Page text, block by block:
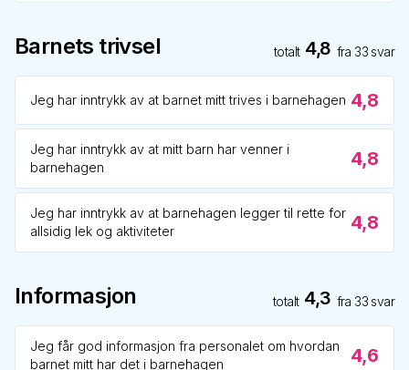
Barnets trivsel totalt 4,8 fra 33 svar
Jeg har inntrykk av at barnet mitt trives i barnehagen 4,8
Jeg har inntrykk av at mitt barn har venner i
barnehagen
4,8
Jeg har inntrykk av at barnehagen legger til rette for
allsidig lek og aktiviteter
4,8
Informasjon totalt 4,3 fra 33 svar
Jeg får god informasjon fra personalet om hvordan
barnet mitt har det i barnehagen
4,6